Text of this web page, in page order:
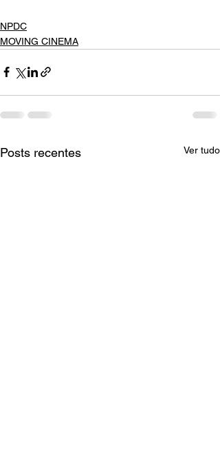
NPDC
MOVING CINEMA
Posts recentes Ver tudo